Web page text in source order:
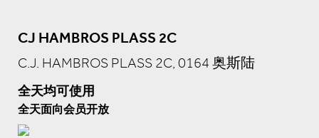
CJ HAMBROS PLASS 2C
C.J. HAMBROS PLASS 2C, 0164 奥斯陆
全天均可使用
全天面向会员开放